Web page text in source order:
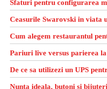
Sfaturi pentru configurarea
Ceasurile Swarovski in viata
Cum alegem restaurantul
Pariuri live versus parierea
De ce sa utilizezi un UPS
Nunta ideala, butoni si